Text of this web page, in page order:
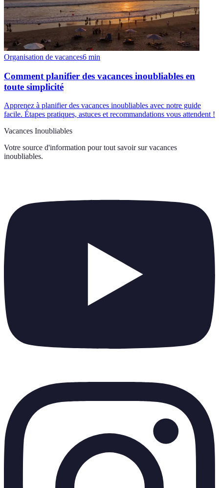
Organisation de vacances6 min
Comment planifier des vacances inoubliables en
toute simplicité
Apprenez à planifier des vacances inoubliables avec notre guide
facile. Étapes pratiques, astuces et recommandations vous attendent !
Vacances Inoubliables
Votre source d'information pour tout savoir sur vacances
inoubliables.